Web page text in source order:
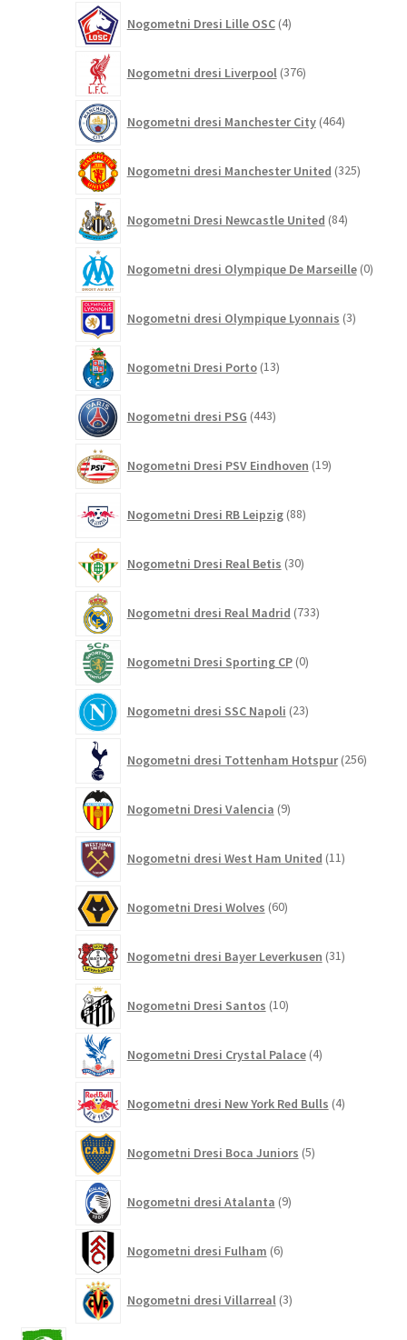
Nogometni Dresi Lille OSC 4izdelki
Nogometni dresi Liverpool 376izdelkov
Nogometni dresi Manchester City 464izdelkov
Nogometni dresi Manchester United 325izdelkov
Nogometni Dresi Newcastle United 84izdelkov
Nogometni dresi Olympique De Marseille 0
Nogometni dresi Olympique Lyonnais 3izdelki
Nogometni Dresi Porto 13izdelkov
Nogometni dresi PSG 443izdelkov
Nogometni Dresi PSV Eindhoven 19izdelkov
Nogometni Dresi RB Leipzig 88izdelkov
Nogometni Dresi Real Betis 30izdelkov
Nogometni dresi Real Madrid 733izdelkov
Nogometni Dresi Sporting CP 0izdelkov
Nogometni dresi SSC Napoli 23izdelkov
Nogometni dresi Tottenham Hotspur 256
Nogometni Dresi Valencia 9izdelkov
Nogometni dresi West Ham United 11izdelkov
Nogometni Dresi Wolves 60izdelkov
Nogometni dresi Bayer Leverkusen 31izdelkov
Nogometni Dresi Santos 10izdelkov
Nogometni Dresi Crystal Palace 4izdelki
Nogometni dresi New York Red Bulls 4izdelki
Nogometni Dresi Boca Juniors 5izdelkov
Nogometni dresi Atalanta 9izdelkov
Nogometni dresi Fulham 6izdelkov
Nogometni dresi Villarreal 3izdelki